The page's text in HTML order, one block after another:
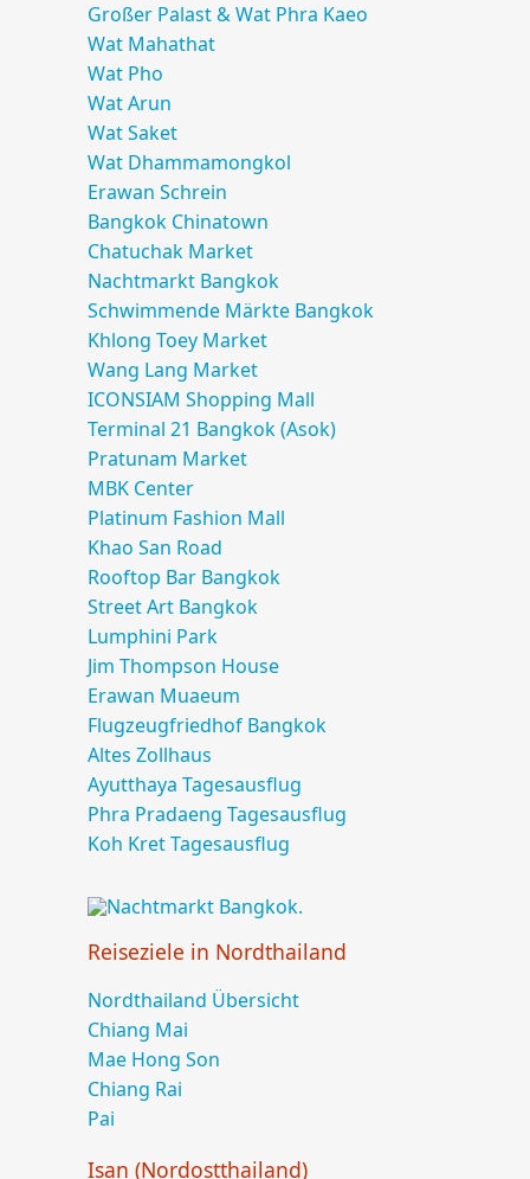
Großer Palast&Wat Phra Kaeo
Wat Mahathat
Wat Pho
Wat Arun
Wat Saket
Wat Dhammamongkol
Erawan Schrein
Bangkok Chinatown
Chatuchak Market
Nachtmarkt Bangkok
Schwimmende Märkte Bangkok
Khlong Toey Market
Wang Lang Market
ICONSIAM Shopping Mall
Terminal 21 Bangkok (Asok)
Pratunam Market
MBK Center
Platinum Fashion Mall
Khao San Road
Rooftop Bar Bangkok
Street Art Bangkok
Lumphini Park
Jim Thompson House
Erawan Muaeum
Flugzeugfriedhof Bangkok
Altes Zollhaus
Ayutthaya Tagesausflug
Phra Pradaeng Tagesausflug
Koh KretTagesausflug
Reiseziele in Nordthailand
Nordthailand Übersicht
Chiang Mai
Mae Hong Son
Chiang Rai
Pai
Isan (Nordostthailand)